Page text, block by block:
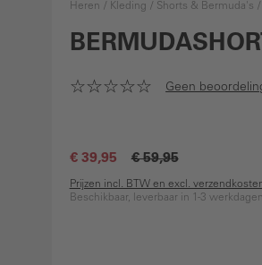
Heren Kleding Shorts & Bermuda's
Geen
€ 39,95 € 59,95
Prijzen incl. BTW en excl.
Beschikbaar, leverbaar in 1-3 werkdagen